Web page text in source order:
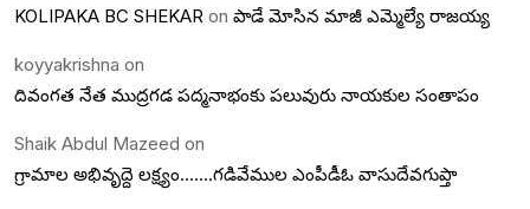
KOLIPAKA BC SHEKAR on పాడే మోసిన మాజీ ఎమ్మెల్యే రాజయ్య
koyyakrishna on
దివంగత నేత ముద్రగడ పద్మనాభంకు పలువురు నాయకుల సంతాపం
Shaik Abdul Mazeed on
గ్రామాల అభివృద్దె లక్ష్యం…….గడివేముల ఎంపీడీఓ వాసుదేవగుప్తా